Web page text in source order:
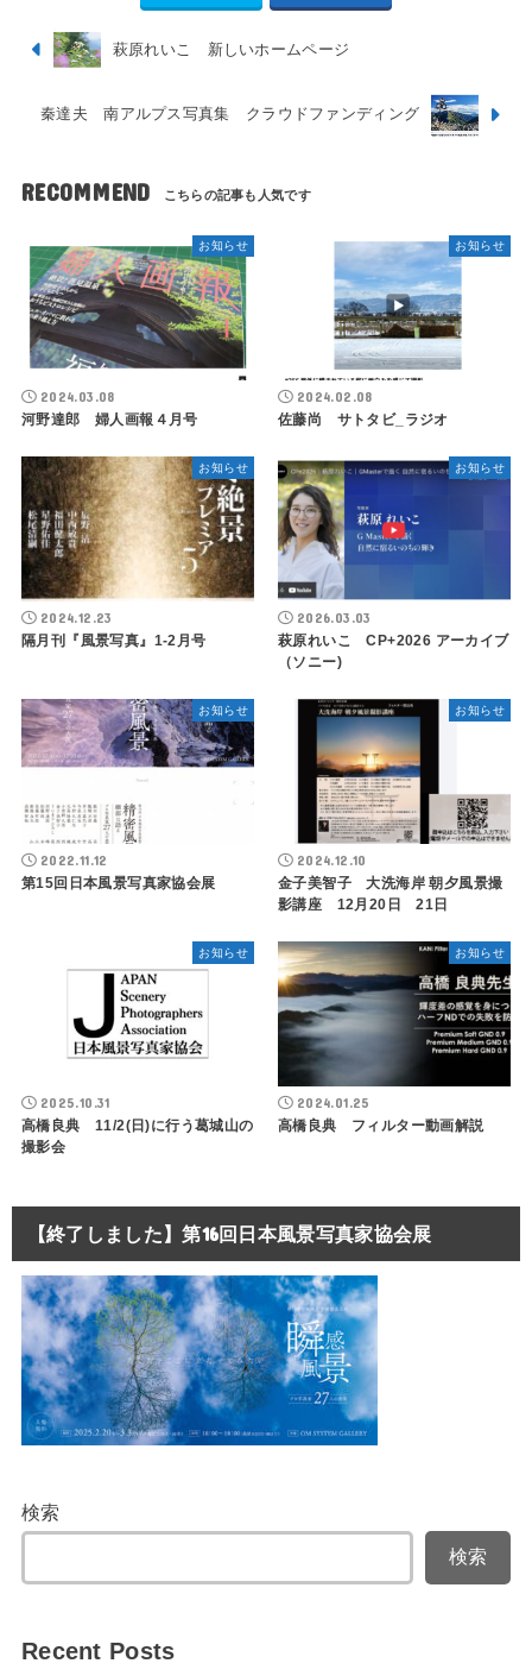
萩原れいこ 新しいホームページ
秦達夫 南アルプス写真集 クラウドファンディング
RECOMMEND
お知らせ
2024.03.08
河野達郎 婦人画報４月号
お知らせ
2024.02.08
佐藤尚 サトタビ_ラジオ
お知らせ
2024.12.23
隔月刊『風景写真』1-2月号
お知らせ
2026.03.03
萩原れいこ CP+2026 アーカイブ
（ソニー)
お知らせ
2022.11.12
第15回日本風景写真家協会展
お知らせ
2024.12.10
金子美智子 大洗海岸 朝夕風景撮
影講座 12月20日 21日
お知らせ
2025.10.31
高橋良典 11/2(日)に行う葛城山の
撮影会
お知らせ
2024.01.25
高橋良典 フィルター動画解説
【終了しました】第16回日本風景写真家協会展
検索
検索
Recent Posts